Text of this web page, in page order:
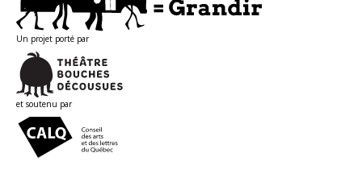
Un projet porté par
et soutenu par